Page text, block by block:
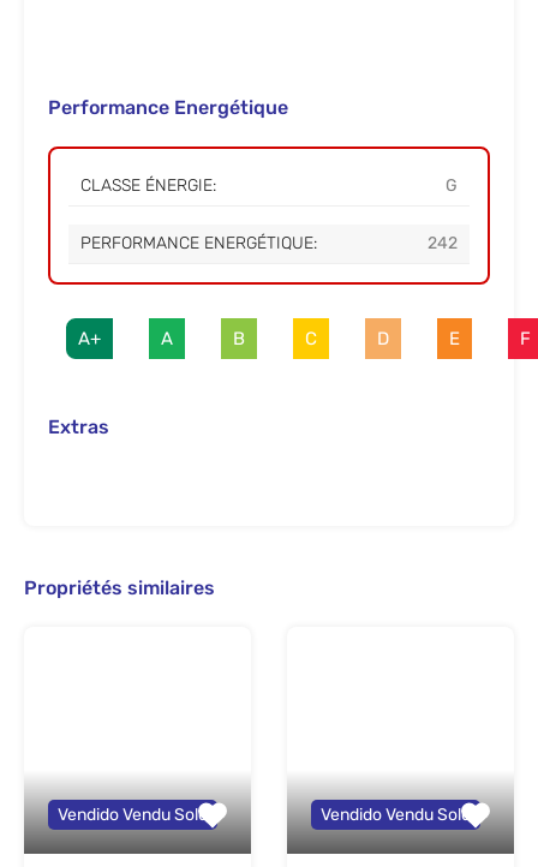
Performance Energétique
CLASSE ÉNERGIE: G
PERFORMANCE ENERGÉTIQUE: 242
A+ A B C D E F
Extras
Propriétés similaires
Vendido Vendu Sold Vendido Vendu Sold